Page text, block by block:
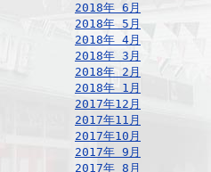
2018年 6月
2018年 5月
2018年 4月
2018年 3月
2018年 2月
2018年 1月
2017年12月
2017年11月
2017年10月
2017年 9月
2017年 8月